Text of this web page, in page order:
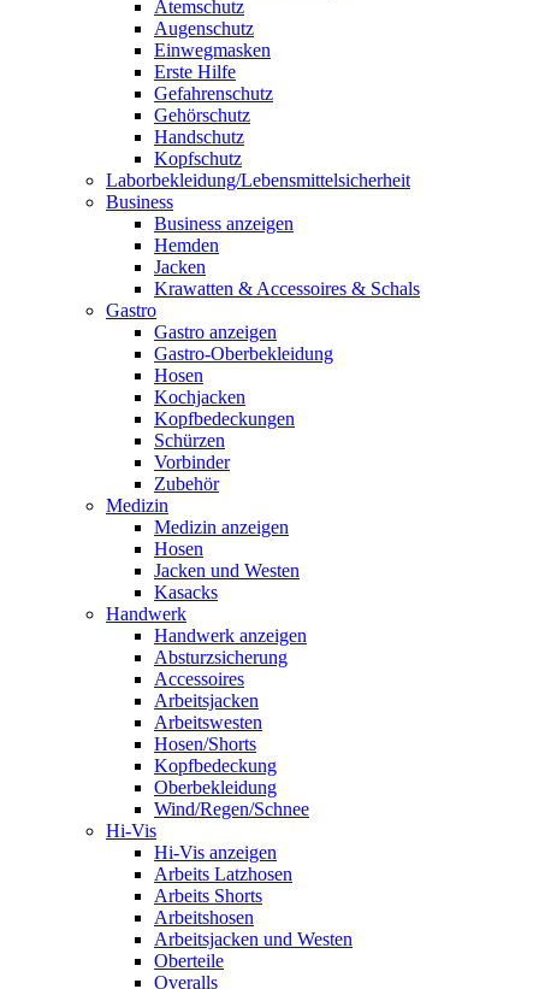
Atemschutz
Augenschutz
Einwegmasken
Erste Hilfe
Gefahrenschutz
Gehörschutz
Handschutz
Kopfschutz
Laborbekleidung/Lebensmittelsicherheit
Business
Business anzeigen
Hemden
Jacken
Krawatten & Accessoires & Schals
Gastro
Gastro anzeigen
Gastro-Oberbekleidung
Hosen
Kochjacken
Kopfbedeckungen
Schürzen
Vorbinder
Zubehör
Medizin
Medizin anzeigen
Hosen
Jacken und Westen
Kasacks
Handwerk
Handwerk anzeigen
Absturzsicherung
Accessoires
Arbeitsjacken
Arbeitswesten
Hosen/Shorts
Kopfbedeckung
Oberbekleidung
Wind/Regen/Schnee
Hi-Vis
Hi-Vis anzeigen
Arbeits Latzhosen
Arbeits Shorts
Arbeitshosen
Arbeitsjacken und Westen
Oberteile
Overalls